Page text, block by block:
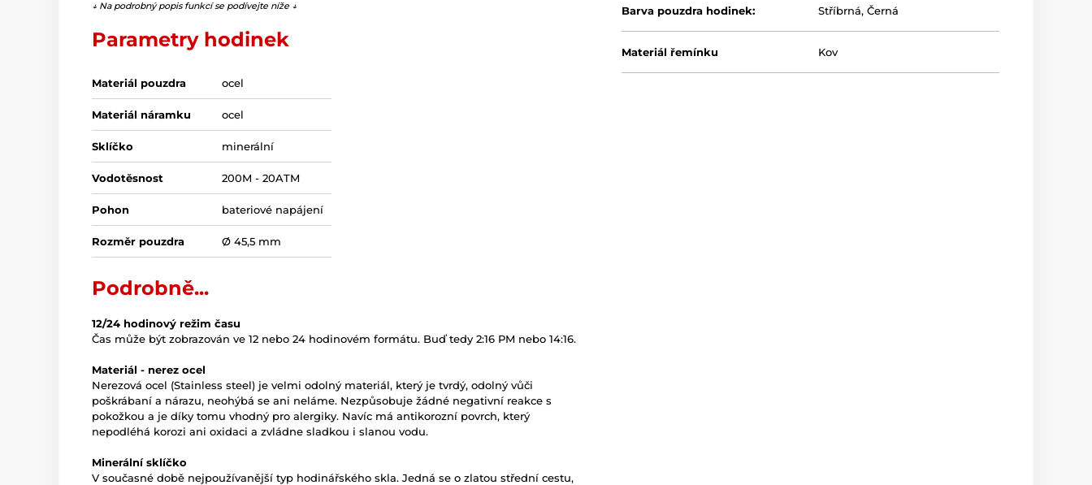
↓ Na podrobný popis funkcí se podívejte níže ↓
Parametry hodinek
Materiál pouzdra ocel
Materiál náramku ocel
Sklíčko minerální
Vodotěsnost 200M - 20ATM
Pohon bateriové napájení
Rozměr pouzdra Ø 45,5 mm
Podrobně...
12/24 hodinový režim času
Čas může být zobrazován ve 12 nebo 24 hodinovém formátu. Buď tedy 2:16 PM nebo 14:16.
Materiál - nerez ocel
Nerezová ocel (Stainless steel) je velmi odolný materiál, který je tvrdý, odolný vůči
poškrábaní a nárazu, neohýbá se ani neláme. Nezpůsobuje žádné negativní reakce s
pokožkou a je díky tomu vhodný pro alergiky. Navíc má antikorozní povrch, který
nepodléhá korozi ani oxidaci a zvládne sladkou i slanou vodu.
Minerální sklíčko
V současné době nejpoužívanější typ hodinářského skla. Jedná se o zlatou střední cestu,
Barva pouzdra hodinek: Stříbrná,Černá
Materiál řemínku Kov